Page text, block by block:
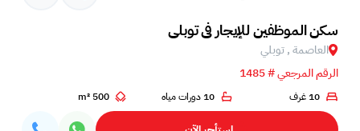
سكن الموظفين للإيجار في توبلي
العاصمة , توبلي
الرقم المرجعي # 1485
10 غرف 10 دورات مياه 500 m²